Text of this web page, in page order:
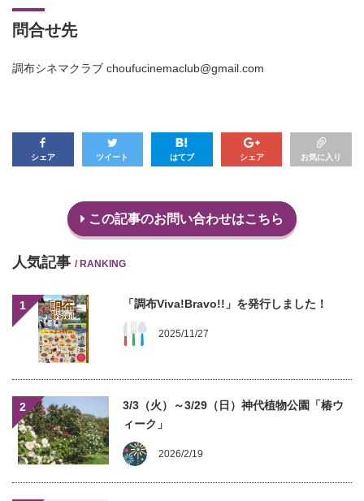
問合せ先
調布シネマクラブ choufucinemaclub@gmail.com
シェア ツイート はてブ シェア お気に入り
この記事のお問い合わせはこちら
人気記事 / RANKING
1 「調布Viva!Bravo!!」を発行しました！
2025/11/27
2
3/3（火）～3/29（日）神代植物公園「椿ウ
ィーク」
2026/2/19